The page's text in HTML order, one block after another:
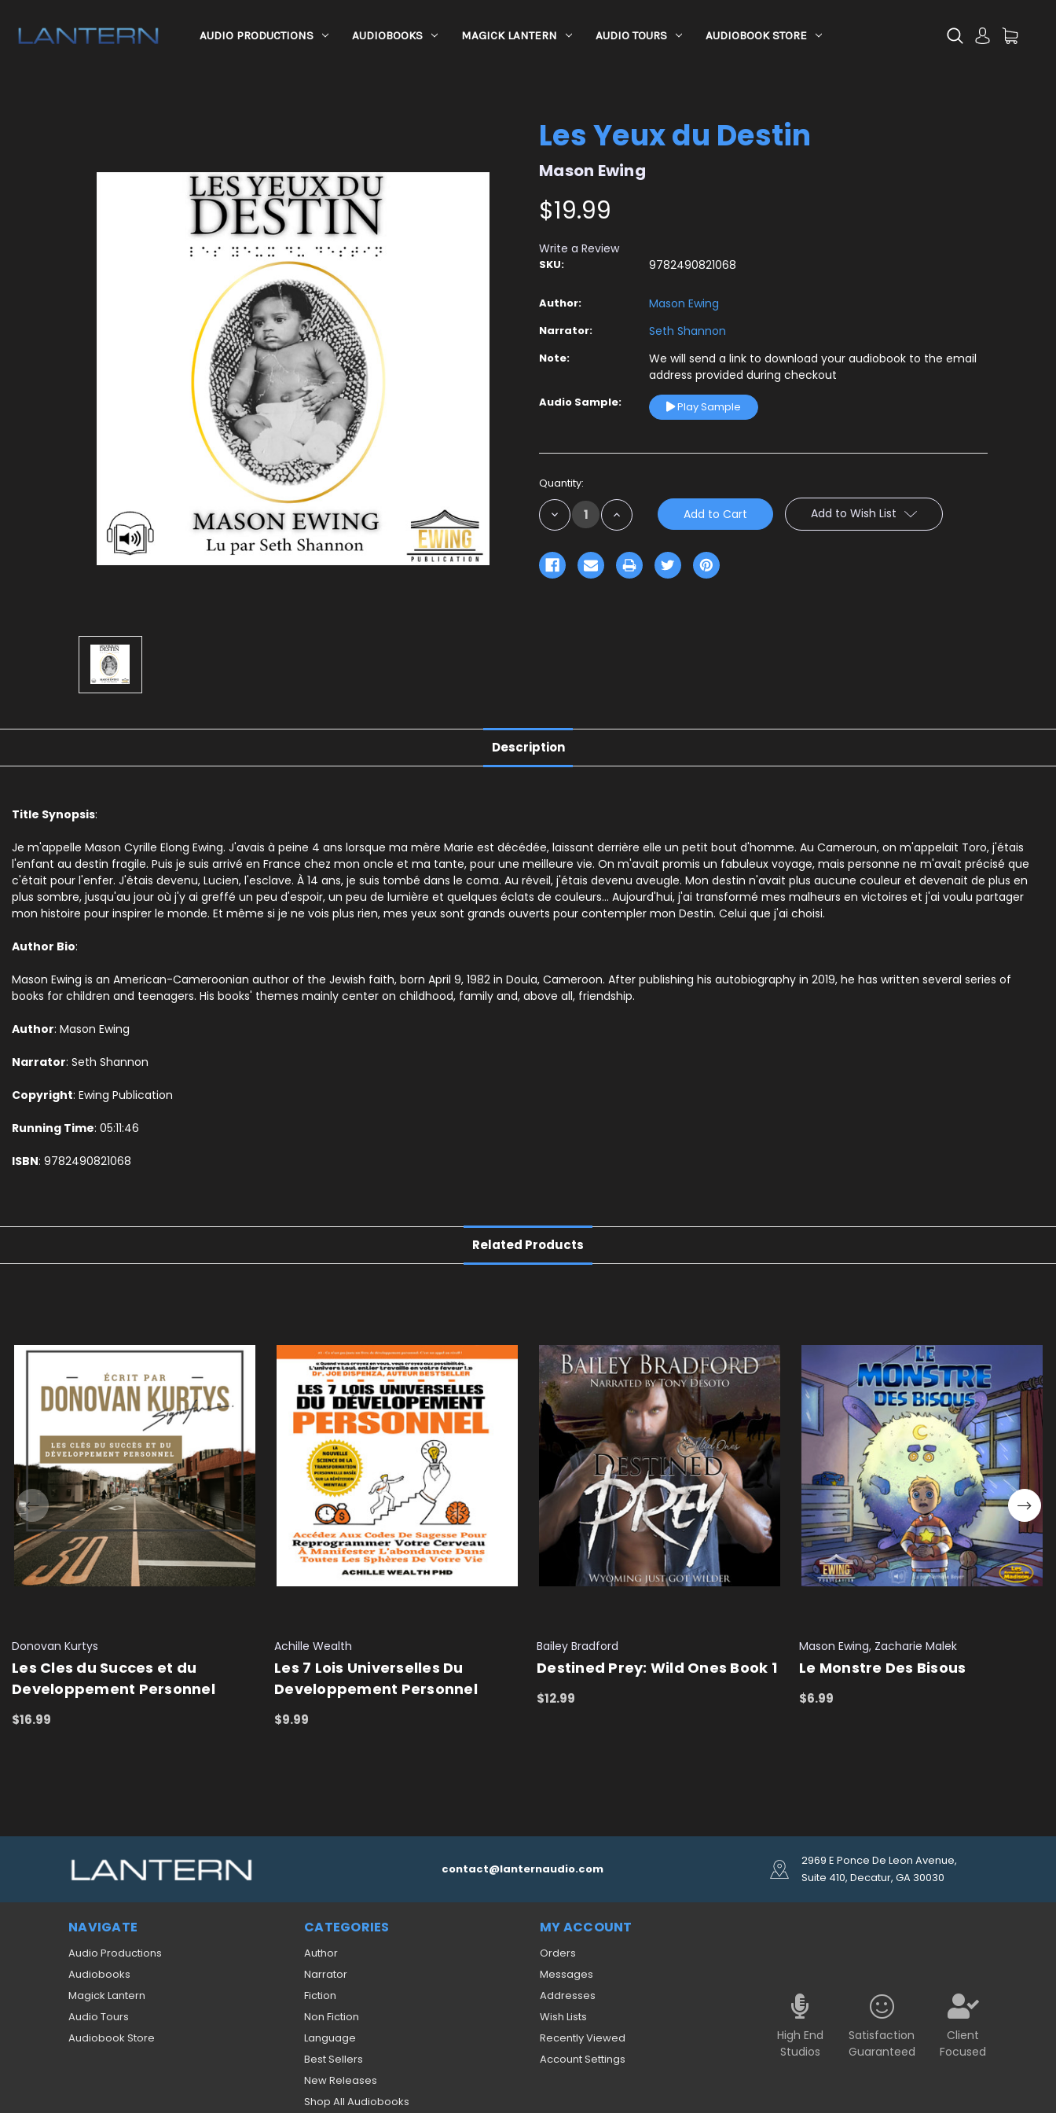
AUDIO PRODUCTIONS AUDIOBOOKS MAGICK LANTERN AUDIO TOURS AUDIOBOOK STORE
Les Yeux du Destin
Mason Ewing
$19.99
Write a Review
SKU: 9782490821068
Author: Mason Ewing
Narrator: Seth Shannon
Note:
We will send a link to download your audiobook to the email
address provided during checkout
Audio Sample: Play Sample
Current
Stock:
Quantity:
Decrease
Quantity:
Increase
Quantity:
Add to Wish List
Description
Title Synopsis:
Je m'appelle Mason Cyrille Elong Ewing. J'avais à peine 4 ans lorsque ma mère Marie est décédée, laissant derrière elle un petit bout d'homme. Au Cameroun, on m'appelait Toro, j'étais
l'enfant au destin fragile. Puis je suis arrivé en France chez mon oncle et ma tante, pour une meilleure vie. On m'avait promis un fabuleux voyage, mais personne ne m'avait précisé que
c'était pour l'enfer. J'étais devenu, Lucien, l'esclave. À 14 ans, je suis tombé dans le coma. Au réveil, j'étais devenu aveugle. Mon destin n'avait plus aucune couleur et devenait de plus en
plus sombre, jusqu'au jour où j'y ai greffé un peu d'espoir, un peu de lumière et quelques éclats de couleurs... Aujourd'hui, j'ai transformé mes malheurs en victoires et j'ai voulu partager
mon histoire pour inspirer le monde. Et même si je ne vois plus rien, mes yeux sont grands ouverts pour contempler mon Destin. Celui que j'ai choisi.
Author Bio:
Mason Ewing is an American-Cameroonian author of the Jewish faith, born April 9, 1982 in Doula, Cameroon. After publishing his autobiography in 2019, he has written several series of
books for children and teenagers. His books' themes mainly center on childhood, family and, above all, friendship.
Author: Mason Ewing
Narrator: Seth Shannon
Copyright: Ewing Publication
Running Time: 05:11:46
ISBN: 9782490821068
Related Products
Donovan Kurtys
Les Cles du Succes et du
Developpement Personnel
$16.99
Achille Wealth
Les 7 Lois Universelles Du
Developpement Personnel
$9.99
Bailey Bradford
Destined Prey: Wild Ones Book 1
$12.99
Mason Ewing, Zacharie Malek
Le Monstre Des Bisous
$6.99
contact@lanternaudio.com
2969 E Ponce De Leon Avenue,
Suite 410, Decatur, GA 30030
NAVIGATE
Audio Productions
Audiobooks
Magick Lantern
Audio Tours
Audiobook Store
CATEGORIES
Author
Narrator
Fiction
Non Fiction
Language
Best Sellers
New Releases
Shop All Audiobooks
MY ACCOUNT
Orders
Messages
Addresses
Wish Lists
Recently Viewed
Account Settings
High End
Studios
Satisfaction
Guaranteed
Client
Focused